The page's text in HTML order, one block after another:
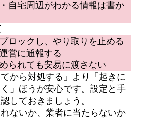
自宅周辺がわかる情報は書か
ロックし、やり取りを止める
営に通報する
られても安易に渡さない
から対処する」より「起きに
」ほうが安心です。設定と手
しておきましょう。
ないか、業者に当たらないか